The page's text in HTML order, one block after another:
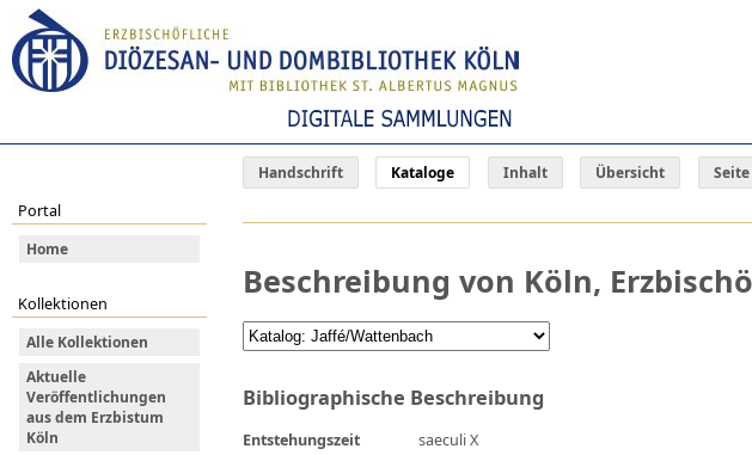
Handschrift Kataloge Inhalt Übersicht Seite
Portal
Home
Kollektionen
Alle Kollektionen
Aktuelle
Veröffentlichungen
aus dem Erzbistum
Köln
Beschreibung von Köln,
Bibliographische Beschreibung
Entstehungszeit
saeculi X